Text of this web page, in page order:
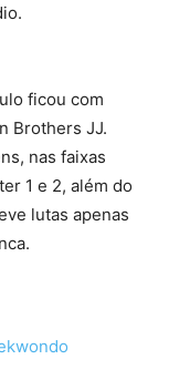
ficou com
Brothers JJ.
nas faixas
1 e 2, além do
lutas apenas